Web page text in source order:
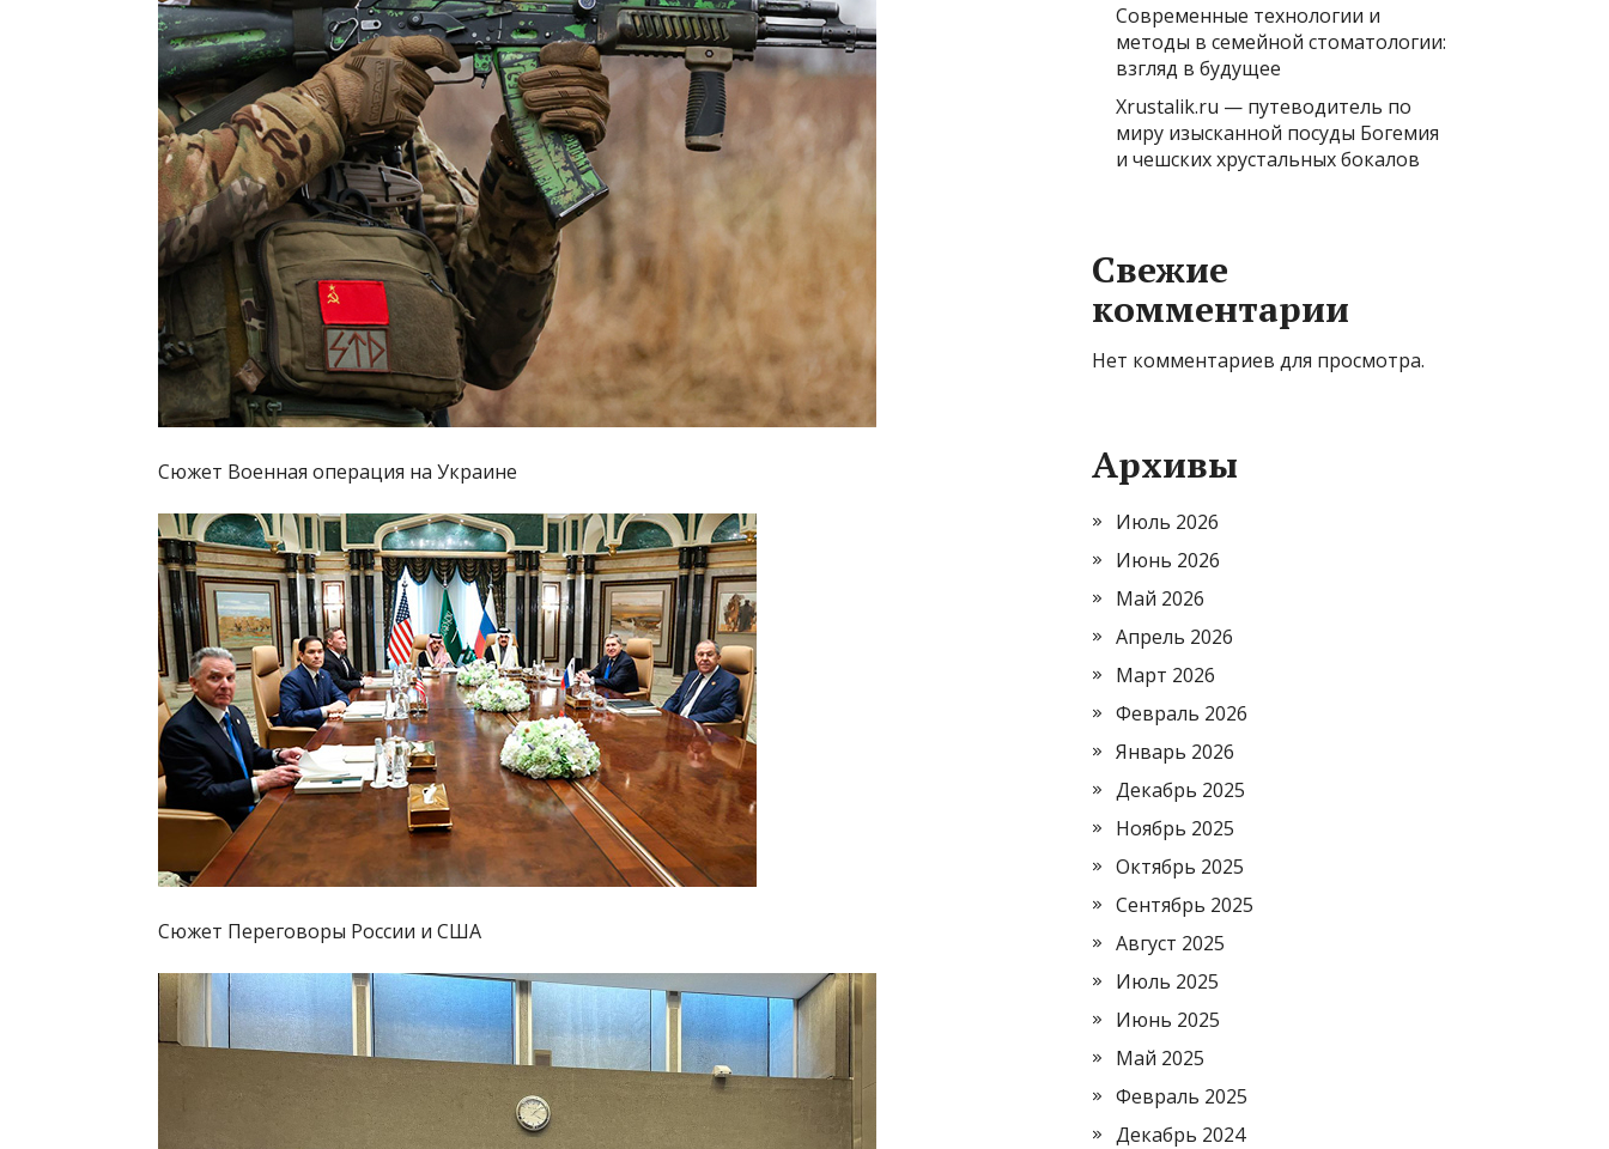
Сюжет Военная операция на Украине
Сюжет Переговоры России и США
Современные технологии и
методы в семейной стоматологии:
взгляд в будущее
Xrustalik.ru — путеводитель по
миру изысканной посуды Богемия
и чешских хрустальных бокалов
Свежие
комментарии
Нет комментариев для просмотра.
Архивы
Июль 2026
Июнь 2026
Май 2026
Апрель 2026
Март 2026
Февраль 2026
Январь 2026
Декабрь 2025
Ноябрь 2025
Октябрь 2025
Сентябрь 2025
Август 2025
Июль 2025
Июнь 2025
Май 2025
Февраль 2025
Декабрь 2024